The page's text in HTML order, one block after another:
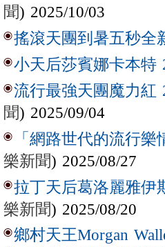
聞) 2025/10/03
搖滾天團到暑五秒全
小天后莎賓娜卡本特
流行最強天團魔力紅
聞) 2025/09/04
「網路世代的流行
樂新聞) 2025/08/27
拉丁天后葛洛麗雅伊
樂新聞) 2025/08/20
鄉村天王Morgan